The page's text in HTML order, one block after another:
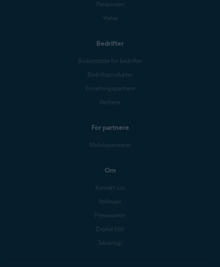
Personvern
Ytelse
Bedrifter
Brukerstøtte for bedrifter
Bedriftsprodukter
Forretningspartnere
Partnere
For partnere
Mobiloperatører
Om
Kontakt oss
Stillinger
Pressesenter
Digital tillit
Teknologi